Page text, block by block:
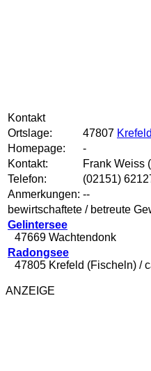
Kontakt
Ortslage:
47807 Krefeld
Homepage:
-
Kontakt:
Frank Weiss
Telefon:
(02151)
Anmerkungen: --
bewirtschaftete / betreute
Gelintersee
47669 Wachtendonk
Radongsee
47805 Krefeld (Fischeln) /
ANZEIGE